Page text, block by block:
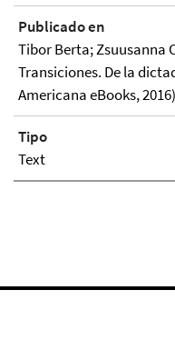
Publicado en
Tibor Berta; Zsuusanna
Transiciones. De la
Americana eBooks,
Tipo
Text